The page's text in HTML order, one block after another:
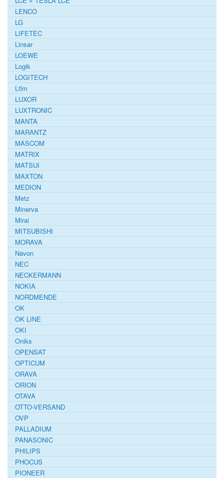
LENCO
LG
LIFETEC
Linsar
LOEWE
Logik
LOGITECH
Ltlm
LUXOR
LUXTRONIC
MANTA
MARANTZ
MASCOM
MATRIX
MATSUI
MAXTON
MEDION
Metz
Minerva
Mirai
MITSUBISHI
MORAVA
Navon
NEC
NECKERMANN
NOKIA
NORDMENDE
OK
OK LINE
OKI
Oniks
OPENSAT
OPTICUM
ORAVA
ORION
OTAVA
OTTO-VERSAND
OVP
PALLADIUM
PANASONIC
PHILIPS
PHOCUS
PIONEER